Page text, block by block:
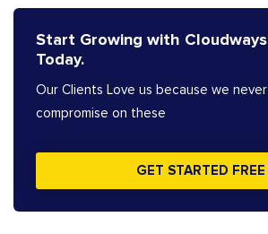
Start Growing with Cloudways
Today.
Our Clients Love us because we never
compromise on these
GET STARTED FREE